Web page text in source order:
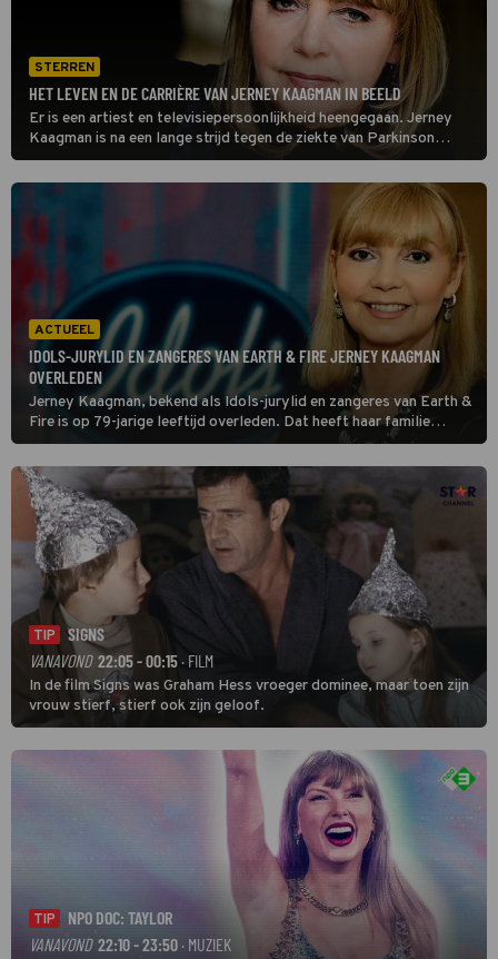
STERREN
HET LEVEN EN DE CARRIÈRE VAN JERNEY KAAGMAN IN BEELD
Er is een artiest en televisiepersoonlijkheid heengegaan. Jerney
Kaagman is na een lange strijd tegen de ziekte van Parkinson
overleden. Ze is 79 jaar geworden.
ACTUEEL
IDOLS-JURYLID EN ZANGERES VAN EARTH & FIRE JERNEY KAAGMAN
OVERLEDEN
Jerney Kaagman, bekend als Idols-jurylid en zangeres van Earth &
Fire is op 79-jarige leeftijd overleden. Dat heeft haar familie
gemeld in een verklaring. Ze leed al jarenlang aan de ziekte van
Parkinson.
TIP
SIGNS
VANAVOND 22:05 - 00:15· FILM
In de film Signs was Graham Hess vroeger dominee, maar toen zijn
vrouw stierf, stierf ook zijn geloof.
TIP
NPO DOC: TAYLOR
VANAVOND 22:10 - 23:50 · MUZIEK